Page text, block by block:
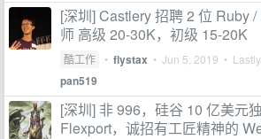
[深圳] Castlery 招聘 2 位 Ruby
师 高级 20-30K，初级 15-20K
酷工作 • flystax • Jun 5, 2019 •
pan519
[深圳] 非 996，硅谷 10 亿美元
Flexport，诚招有工匠精神的